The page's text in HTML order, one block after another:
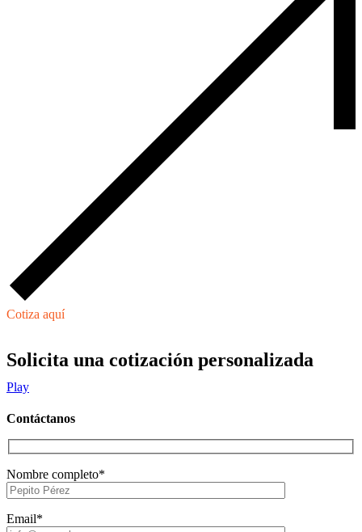
Cotiza aquí
Solicita una cotización personalizada
Play
Contáctanos
Nombre completo*
Email*